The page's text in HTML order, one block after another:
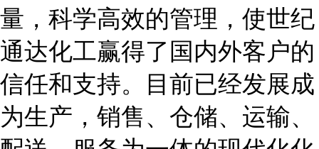
量，科学高效的管理，使世纪
通达化工赢得了国内外客户的
信任和支持。目前已经发展成
为生产，销售、仓储、运输、